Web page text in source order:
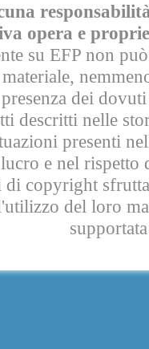
opera e
su EFP non
dei
descritti nelle
presenti
e nel rispetto
copyright
del loro